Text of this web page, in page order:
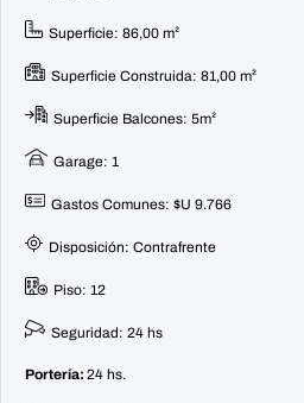
Superficie: 86,00 m²
Superficie Construida: 81,00 m²
Superficie Balcones: 5m²
Garage: 1
Gastos Comunes: $U 9.766
Disposición: Contrafrente
Piso: 12
Seguridad: 24 hs
Portería: 24 hs.